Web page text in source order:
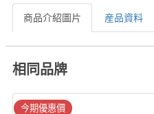
商品介紹圖片 産品資料
相同品牌
今期優惠價